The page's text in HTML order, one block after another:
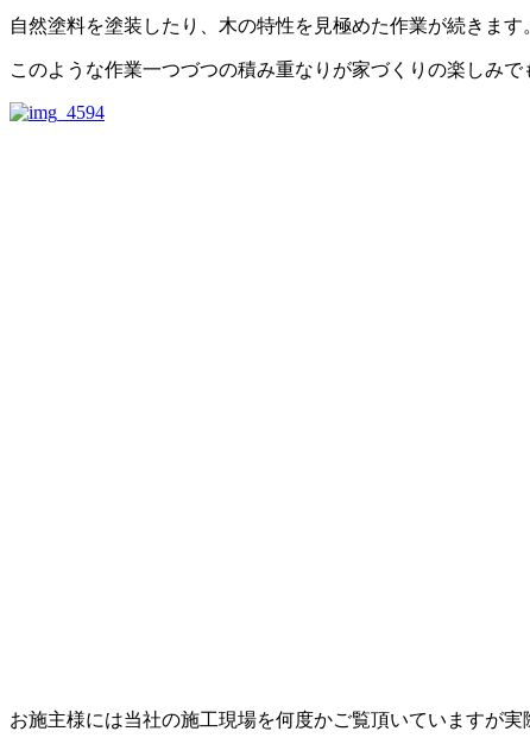
自然塗料を塗装したり、木の特性を見極めた作業が続きます
このような作業一つづつの積み重なりが家づくりの楽しみで
お施主様には当社の施工現場を何度かご覧頂いていますが実